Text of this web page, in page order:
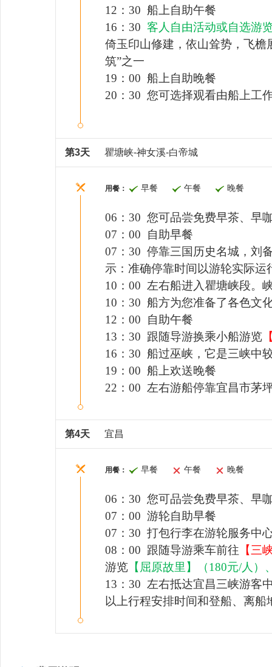
12： 30 船上自助午餐
16 ：30 客人自由活动或自选游
倚玉印山修建，依山耸势，飞
筑”之一
19：00 船上自助晚餐
20：30 您可选择观看由船上工
第3天 瞿塘峡-神女溪-白帝城
用餐： 早餐 午餐 晚餐
06：30 您可品尝免费早茶、早
07：00 自助早餐
07：30 停靠三国历史名城，刘
示：准确停靠时间以游轮实际
10：00 左右船进入瞿塘峡段。
10：30 船方为您准备了各色文
12：00 自助午餐
13：30 跟随导游换乘小船游览
16：30 船过巫峡，它是三峡中
19：00 船上欢送晚餐
22：00 左右游船停靠宜昌市茅
第4天 宜昌
用餐： 早餐 午餐 晚餐
06：30 您可品尝免费早茶、早
07：00 游轮自助早餐
07：30 打包行李在游轮服务中
08：00 跟随导游乘车前往 【三
游览 【 屈原故里 】 （180元/人 ）
1 3 ： 30 左右抵达宜昌三峡游客
以上行程安排时间和登船、离